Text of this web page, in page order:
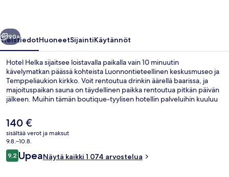
Seuraava
90+
YleistiedotHuoneetSijaintiKäytännöt
Hotel Helka sijaitsee loistavalla paikalla vain 10 minuutin
kävelymatkan päässä kohteista Luonnontieteellinen keskusmuseo ja
Temppeliaukion kirkko. Voit rentoutua drinkin äärellä baarissa, ja
majoituspaikan sauna on täydellinen paikka rentoutua pitkän päivän
jälkeen. Muihin tämän boutique-tyylisen hotellin palveluihin kuuluu
avuliasta henkilökuntaa. Julkisen liikenteen yhteydet sijaitsevat vain
lyhyen kävelymatkan päässä: Kauppakorkeakoulujen
raitiovaunupysäkki sijaitsee 3 minuutin ja Luonnontieteellisen
museon raitiovaunupysäkki 4 minuutin kävelymatkan päässä.
Nykyinen
hinta
on
140 €
140 €
sisältää verot ja maksut
9.8.–10.8.
Arvostelut
9,29,2 kautta 10.
UpeaNäytä kaikki 1 074 arvostelua